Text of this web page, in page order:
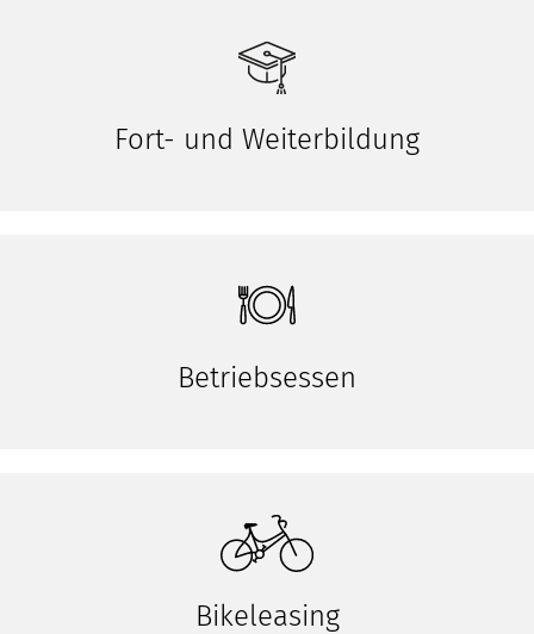
Fort- und Weiterbildung
Betriebsessen
Bikeleasing